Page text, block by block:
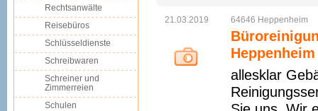
21.03.2019 64646 Heppenheim
allesklar
Rechtsanwälte
Reisebüros
Schlüsseldienste
Schreibwaren
Schreiner und
Zimmerreien
Schulen